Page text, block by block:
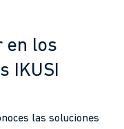
en los
IKUSI
las soluciones